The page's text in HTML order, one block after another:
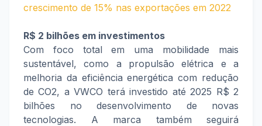
crescimento de 15% nas exportações em 2022
R$ 2 bilhões em investimentos
Com foco total em uma mobilidade mais
sustentável, como a propulsão elétrica e a
melhoria da eficiência energética com redução
de CO2, a VWCO terá investido até 2025 R$ 2
bilhões no desenvolvimento de novas
tecnologias. A marca também seguirá